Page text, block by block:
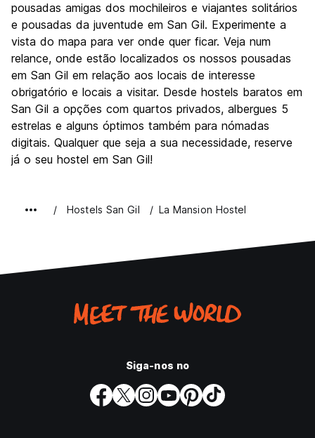
Custo-beneficio
8.7
pousadas amigas dos mochileiros e viajantes solitários
e pousadas da juventude em San Gil. Experimente a
vista do mapa para ver onde quer ficar. Veja num
relance, onde estão localizados os nossos pousadas
em San Gil em relação aos locais de interesse
obrigatório e locais a visitar. Desde hostels baratos em
San Gil a opções com quartos privados, albergues 5
estrelas e alguns óptimos também para nómadas
digitais. Qualquer que seja a sua necessidade, reserve
já o seu hostel em San Gil!
Hostels San Gil La Mansion Hostel
Siga-nos no